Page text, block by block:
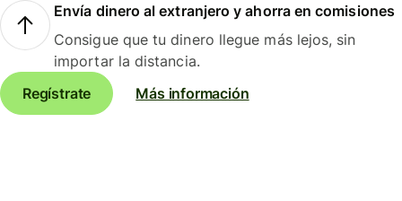
Envía dinero al extranjero y ahorra en comisiones
Consigue que tu dinero llegue más lejos, sin
importar la distancia.
Regístrate
Más información